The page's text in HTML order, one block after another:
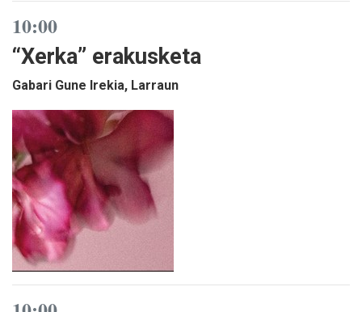
10:00
“Xerka” erakusketa
Gabari Gune Irekia, Larraun